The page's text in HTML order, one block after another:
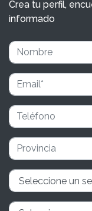
Crea tu perfil,
informado